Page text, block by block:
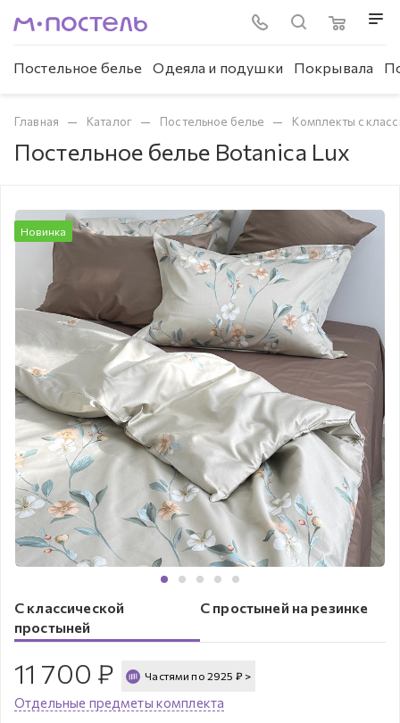
Постельное белье Одеяла и подушки Покрывала
Главная — Каталог — Постельное белье — Комплекты с
Постельное белье Botanica Lux
Новинка
С классической
простыней
С простыней на резинке
11 700 ₽ Частями по 2925 ₽ >
Отдельные предметы комплекта